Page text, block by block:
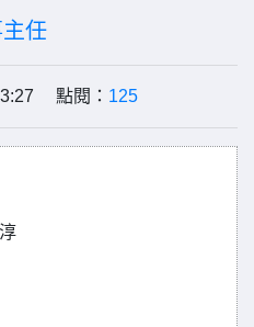
任
點閱： 125